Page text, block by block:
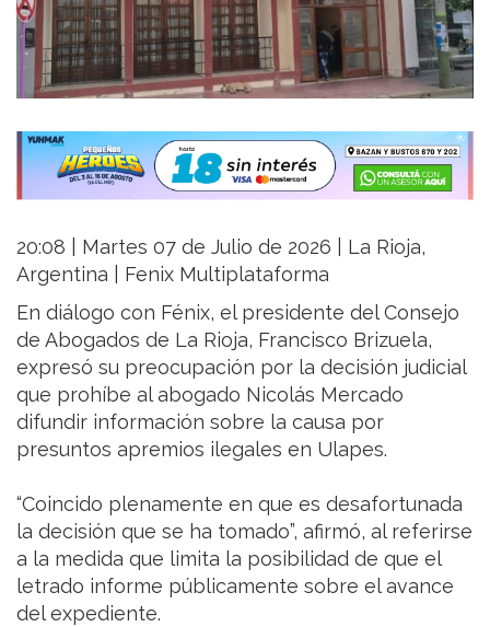
20:08 | Martes 07 de Julio de 2026 | La Rioja,
Argentina | Fenix Multiplataforma
En diálogo con Fénix, el presidente del Consejo
de Abogados de La Rioja, Francisco Brizuela,
expresó su preocupación por la decisión judicial
que prohíbe al abogado Nicolás Mercado
difundir información sobre la causa por
presuntos apremios ilegales en Ulapes.
“Coincido plenamente en que es desafortunada
la decisión que se ha tomado”, afirmó, al referirse
a la medida que limita la posibilidad de que el
letrado informe públicamente sobre el avance
del expediente.